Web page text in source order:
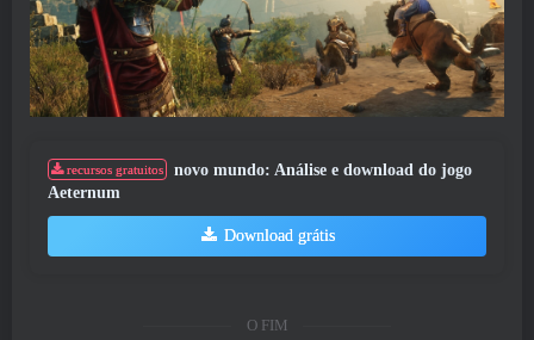
recursos gratuitos
novo mundo: Análise e download do jogo
Aeternum
Download grátis
O FIM